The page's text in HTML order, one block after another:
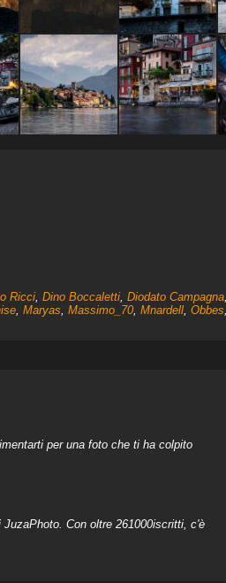
Ricci, Dino Boccaletti, Diodato Campagna,
, Maryas Massimo_70, Mnardell, Obbes
per una foto che ti ha colpito
Con oltre 261000iscritti, c'è